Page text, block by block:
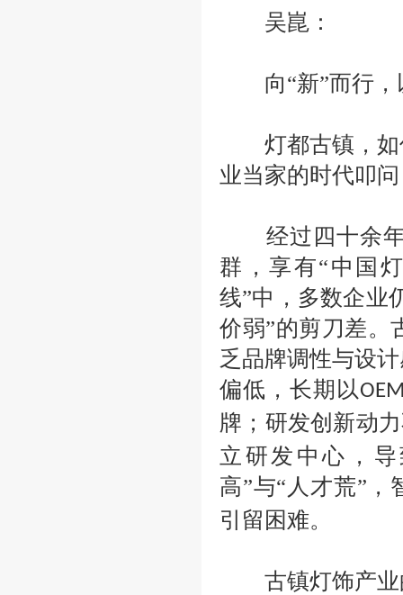
吴崑：
向“新”而行
灯都古镇，如
业当家的时代叩
经过四十余年
群，享有“中国
线”中，多数企业
价弱”的剪刀差。
乏品牌调性与设
偏低，长期以
牌；研发创新动
立研发中心，
高”与“人才荒”，
引留困难。
古镇灯饰产业